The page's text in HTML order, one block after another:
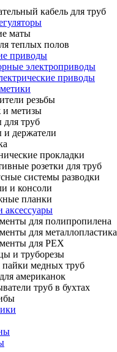
кабель для труб
маты
теплых полов
приводы
электроприводы
приводы
резьбы
метизы
труб
держатели
прокладки
розетки для труб
системы разводки
и консоли
планки
аксессуары
для полипропилена
для металлопластика
для PEX
и труборезы
пайки медных труб
американок
труб в бухтах